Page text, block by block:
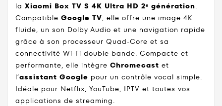
la Xiaomi Box TV S 4K Ultra HD 2ᵉ génération.
Compatible Google TV, elle offre une image 4K
fluide, un son Dolby Audio et une navigation rapide
grâce à son processeur Quad-Core et sa
connectivité Wi-Fi double bande. Compacte et
performante, elle intègre Chromecast et
l’assistant Google pour un contrôle vocal simple.
Idéale pour Netflix, YouTube, IPTV et toutes vos
applications de streaming.